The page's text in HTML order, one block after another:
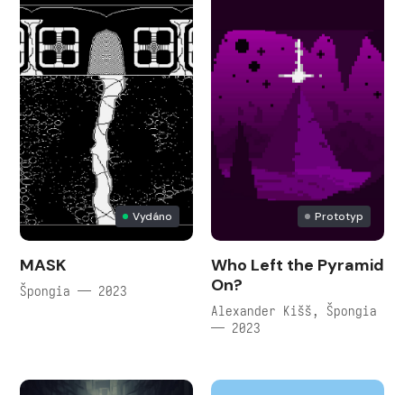
Vydáno
MASK
Špongia — 2023
Prototyp
Who Left the Pyramid
On?
Alexander Kišš, Špongia
— 2023